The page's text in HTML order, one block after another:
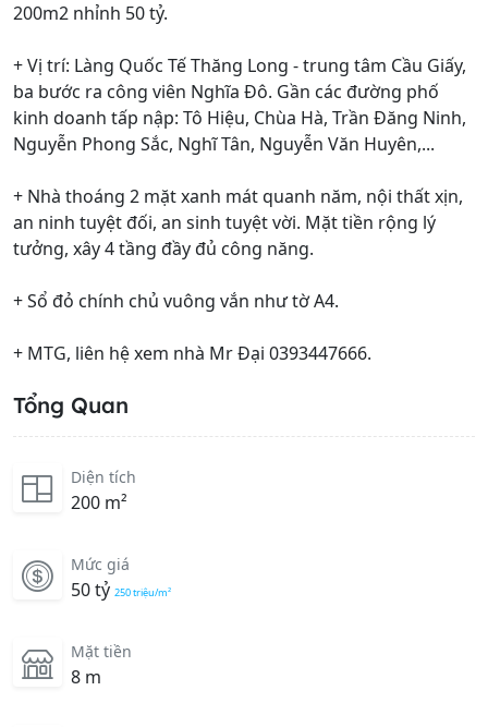
200m2 nhỉnh 50 tỷ.
+ Vị trí: Làng Quốc Tế Thăng Long - trung tâm Cầu Giấy,
ba bước ra công viên Nghĩa Đô. Gần các đường phố
kinh doanh tấp nập: Tô Hiệu, Chùa Hà, Trần Đăng Ninh,
Nguyễn Phong Sắc, Nghĩ Tân, Nguyễn Văn Huyên,...
+ Nhà thoáng 2 mặt xanh mát quanh năm, nội thất xịn,
an ninh tuyệt đối, an sinh tuyệt vời. Mặt tiền rộng lý
tưởng, xây 4 tầng đầy đủ công năng.
+ Sổ đỏ chính chủ vuông vắn như tờ A4.
+ MTG, liên hệ xem nhà Mr Đại 0393447666.
Tổng Quan
Diện tích
200 m²
Mức giá
50 tỷ 250 triệu/m²
Mặt tiền
8 m